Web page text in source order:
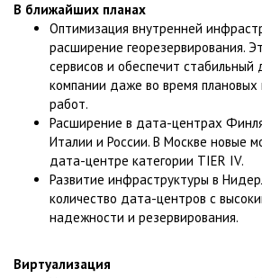
В ближайших планах
Оптимизация внутренней
расширение георезервирования.
сервисов и обеспечит стабильный
компании даже во время плановых
работ.
Расширение в дата-центрах
Италии и России. В Москве новые
дата-центре категории TIER IV.
Развитие инфраструктуры в
количество дата-центров с
надежности и резервирования.
Виртуализация